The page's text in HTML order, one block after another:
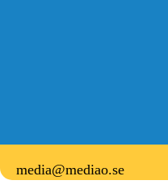
media@mediao.se